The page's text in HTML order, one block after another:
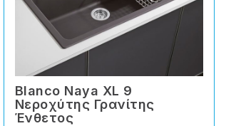
Blanco Naya XL 9
Νεροχύτης Γρανίτης
Ένθετος